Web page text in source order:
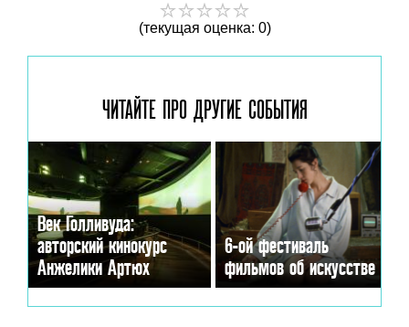
(текущая оценка: 0)
ЧИТАЙТЕ ПРО ДРУГИЕ СОБЫТИЯ
Век Голливуда:
авторский кинокурс
Анжелики Артюх
6-ой фестиваль
фильмов об искусстве